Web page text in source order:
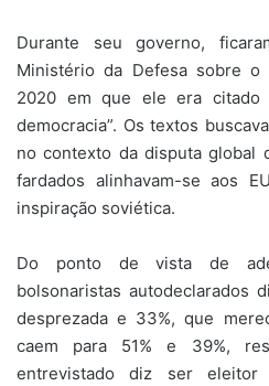
Durante seu governo,
Ministério da Defesa sobre
2020 em que ele era citado
democracia”. Os textos
no contexto da disputa global
fardados alinhavam-se aos
inspiração soviética.
Do ponto de vista de
bolsonaristas autodeclarados
desprezada e 33%, que
caem para 51% e 39%,
entrevistado diz ser